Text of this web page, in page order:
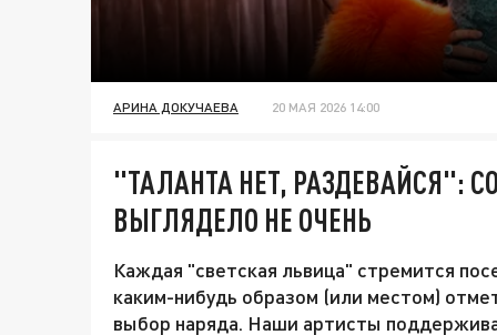
АРИНА ДОКУЧАЕВА 20 МАЯ 2026 14:00
"ТАЛАНТА НЕТ, РАЗДЕВАЙСЯ":
ВЫГЛЯДЕЛО НЕ ОЧЕНЬ
Каждая "светская львица" стремится
каким-нибудь образом (или местом)
выбор наряда. Наши артисты